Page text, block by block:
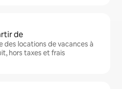
de
des locations de vacances à
hors taxes et frais